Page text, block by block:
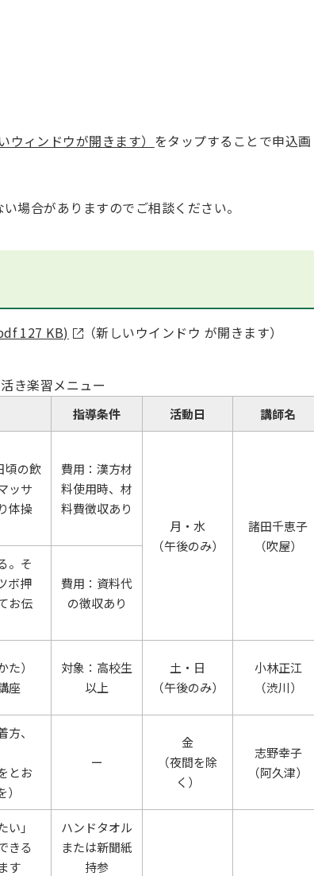
ウィンドウが開きます） をタップすることで申込画
場合がありますのでご相談ください。
127 KB) （新しいウインドウ が開きます）
き楽習メニュー
指導条件 活動日 講師名
頃の飲
ッサ
体操
費用：漢方材
料使用時、材
料費徴収あり
月・水
（午後のみ）
諸田千恵子
（吹屋）
。そ
ボ押
お伝
費用：資料代
の徴収あり
）
座
対象：高校生
以上
土・日
（午後のみ）
小林正江
（渋川）
、
とお
ー
金
（夜間を除
く）
志野幸子
（阿久津）
い」
きる
す
ハンドタオル
または新聞紙
持参